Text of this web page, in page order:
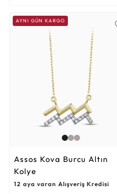
AYNI GÜN KARGO
Assos Kova Burcu Altın
Kolye
12 aya varan Alışveriş Kredisi